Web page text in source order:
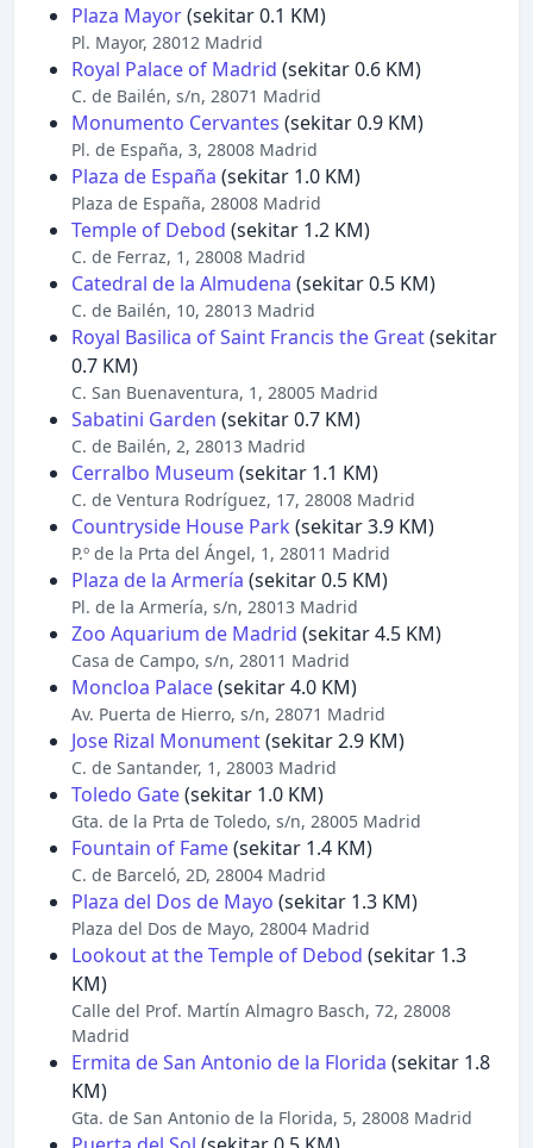
Plaza Mayor(sekitar 0.1 KM)
Pl. Mayor, 28012 Madrid
Royal Palace of Madrid (sekitar 0.6 KM)
C. de Bailén, s/n, 28071 Madrid
Monumento Cervantes (sekitar 0.9 KM)
Pl. de España, 3, 28008 Madrid
Plaza de España (sekitar 1.0 KM)
Plaza de España, 28008 Madrid
Temple of Debod (sekitar 1.2 KM)
C. de Ferraz, 1, 28008 Madrid
Catedral de la Almudena (sekitar 0.5 KM)
C. de Bailén, 10, 28013 Madrid
Royal Basilica of Saint Francis the Great(sekitar
0.7 KM)
C. San Buenaventura, 1, 28005 Madrid
Sabatini Garden (sekitar 0.7 KM)
C. de Bailén, 2, 28013 Madrid
Cerralbo Museum (sekitar 1.1 KM)
C. de Ventura Rodríguez, 17, 28008 Madrid
Countryside House Park (sekitar 3.9 KM)
P.º de la Prta del Ángel, 1, 28011 Madrid
Plaza de la Armería (sekitar 0.5 KM)
Pl. de la Armería, s/n, 28013 Madrid
Zoo Aquarium de Madrid (sekitar 4.5 KM)
Casa de Campo, s/n, 28011 Madrid
Moncloa Palace(sekitar 4.0 KM)
Av. Puerta de Hierro, s/n, 28071 Madrid
Jose Rizal Monument(sekitar 2.9 KM)
C. de Santander, 1, 28003 Madrid
Toledo Gate(sekitar 1.0 KM)
Gta. de la Prta de Toledo, s/n, 28005 Madrid
Fountain of Fame(sekitar 1.4 KM)
C. de Barceló, 2D, 28004 Madrid
Plaza del Dos de Mayo (sekitar 1.3 KM)
Plaza del Dos de Mayo, 28004 Madrid
Lookout at the Temple of Debod (sekitar 1.3
KM)
Calle del Prof. Martín Almagro Basch, 72, 28008
Madrid
Ermita de San Antonio de la Florida (sekitar 1.8
KM)
Gta. de San Antonio de la Florida, 5, 28008 Madrid